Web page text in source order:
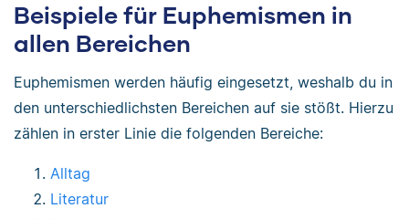
Beispiele für Euphemismen in
allen Bereichen
Euphemismen werden häufig eingesetzt, weshalb du in
den unterschiedlichsten Bereichen auf sie stößt. Hierzu
zählen in erster Linie die folgenden Bereiche:
Alltag
Literatur